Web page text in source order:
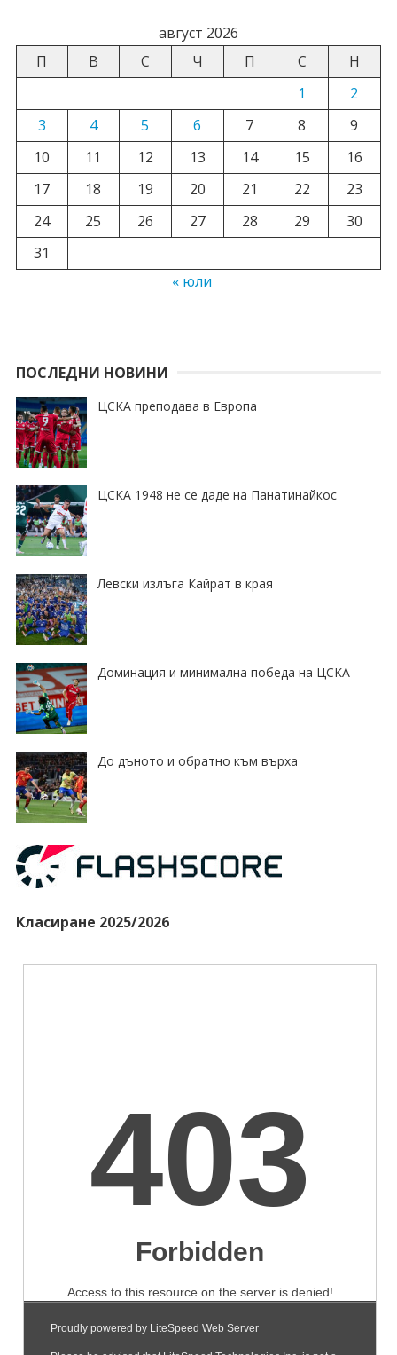
август 2026
П
В С Ч П С
Н
1
2
3
4 5 6 7 8
9
10
11 12 13 14 15
16
17
18 19 20 21 22
23
24
25 26 27 28 29
30
31
« юли
ПОСЛЕДНИ НОВИНИ
ЦСКА преподава в Европа
ЦСКА 1948 не се даде на Панатинайкос
Левски излъга Кайрат в края
Доминация и минимална победа на ЦСКА
До дъното и обратно към върха
Класиране 2025/2026